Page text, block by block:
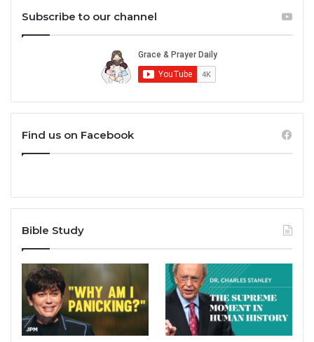
Subscribe to our channel
Find us on Facebook
Bible Study